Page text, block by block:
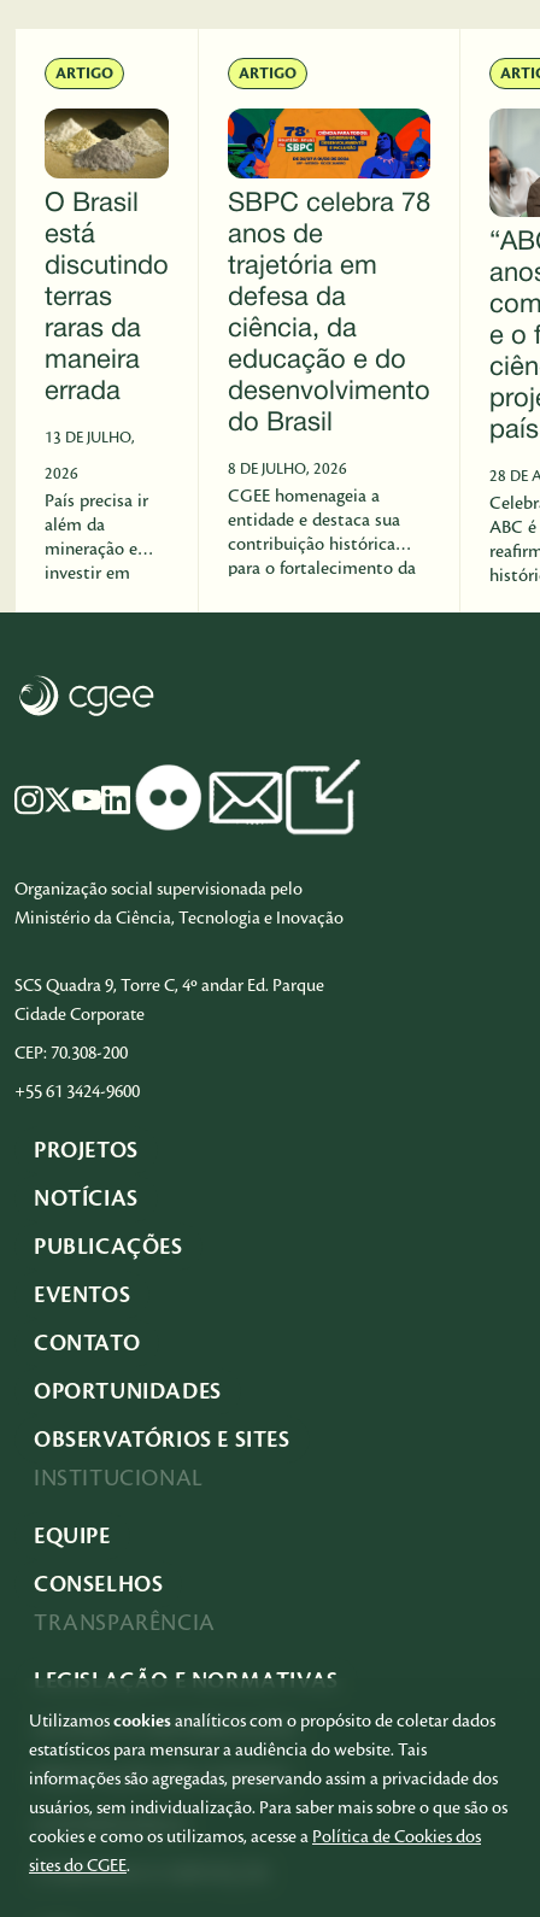
ARTIGO
O Brasil
está
discutindo
terras
raras da
maneira
errada
13 DE JULHO,
2026
País precisa ir
além da
mineração e
investir em
aos minerais
críticos.
ARTIGO
SBPC celebra 78
anos de
trajetória em
defesa da
ciência, da
educação e do
desenvolvimento
do Brasil
8 DE JULHO, 2026
CGEE homenageia a
entidade e destaca sua
contribuição histórica
para o fortalecimento da
reafirmando a parceria
e o
28 DE
ABC
Organização social supervisionada pelo
Ministério da Ciência, Tecnologia e Inovação
SCS Quadra 9, Torre C, 4º andar Ed. Parque
Cidade Corporate
CEP: 70.308-200
+55 61 3424-9600
PROJETOS
NOTÍCIAS
PUBLICAÇÕES
EVENTOS
CONTATO
OPORTUNIDADES
OBSERVATÓRIOS E SITES
INSTITUCIONAL
EQUIPE
CONSELHOS
TRANSPARÊNCIA
LEGISLAÇÃO E NORMATIVAS
ACESSO À INFORMAÇÃO
PRESTAÇÃO DE CONTAS
GOVERNANÇA
COMPRAS E SERVIÇOS
Utilizamoscookiesanalíticos com o propósito de coletar dados
estatísticos para mensurar a audiência do website. Tais
informações são agregadas, preservando assim a privacidade dos
usuários, sem individualização. Para saber mais sobre o que são os
cookies e como os utilizamos, acesse a Política de Cookies dos
sites do CGEE.